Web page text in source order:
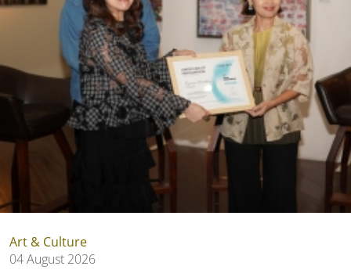
Art & Culture
04 August 2026